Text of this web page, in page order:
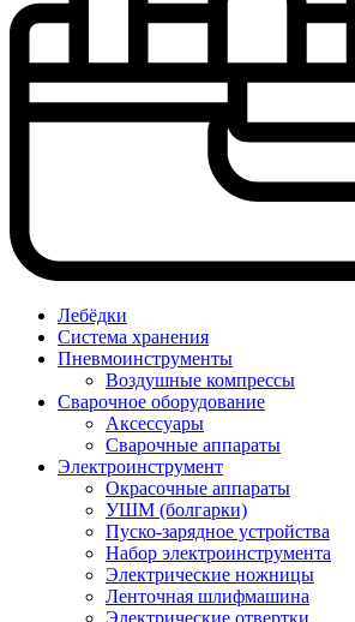
Лебёдки
Система хранения
Пневмоинструменты
Воздушные компрессы
Сварочное оборудование
Аксессуары
Сварочные аппараты
Электроинструмент
Окрасочные аппараты
УШМ (болгарки)
Пуско-зарядное устройства
Набор электроинструмента
Электрические ножницы
Ленточная шлифмашина
Электрические отвертки